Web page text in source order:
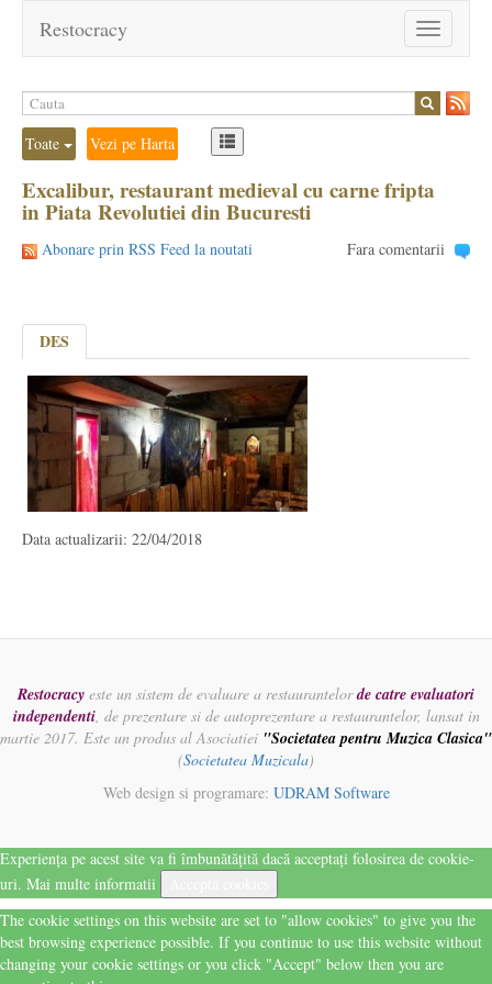
Toggle
navigation
Restocracy
Toate Vezi pe Harta
Excalibur, restaurant medieval cu carne fripta
in Piata Revolutiei din Bucuresti
Abonare prin RSS Feed la noutati Fara comentarii
DES
Data actualizarii: 22/04/2018
Restocracy este un sistem de evaluare a restaurantelorde catre evaluatori
independenti, de prezentare si de autoprezentare a restaurantelor, lansat in
martie 2017. Este un produs al Asociatiei "Societatea pentru Muzica Clasica"
(Societatea Muzicala)
Web design si programare: UDRAM Software
Experiența pe acest site va fi îmbunătățită dacă acceptați folosirea de cookie-
uri. Mai multe informatii
The cookie settings on this website are set to "allow cookies" to give you the
best browsing experience possible. If you continue to use this website without
changing your cookie settings or you click "Accept" below then you are